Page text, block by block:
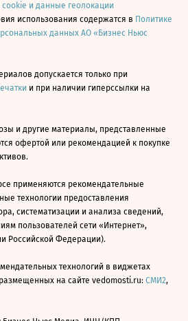
cookie и данные геолокации
использования содержатся в Политике
данных АО «Бизнес Ньюс
допускается только при
и при наличии гиперссылки на
и другие материалы, представленные
офертой или рекомендацией к покупке
применяются рекомендательные
технологии предоставления
систематизации и анализа сведений,
пользователей сети «Интернет»,
Российской Федерации).
технологий в виджетах
на сайте vedomosti.ru: СМИ2,